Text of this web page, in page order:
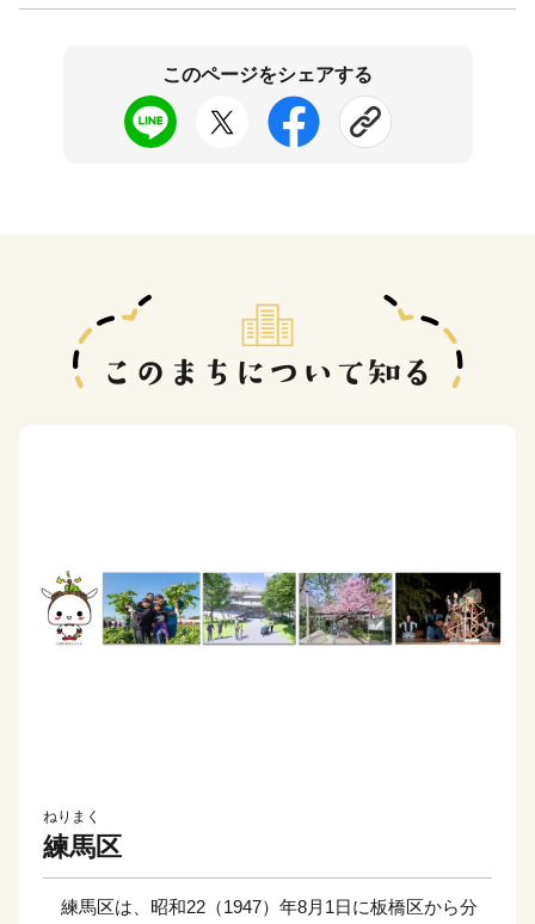
このページをシェアする
ねりまく
練馬区
練馬区は、昭和22（1947）年8月1日に板橋区から分